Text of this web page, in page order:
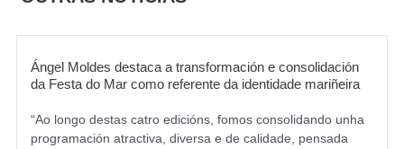
m
Ángel Moldes destaca a transformación e consolidación
da Festa do Mar como referente da identidade mariñeira
“Ao longo destas catro edicións, fomos consolidando unha
programación atractiva, diversa e de calidade, pensada